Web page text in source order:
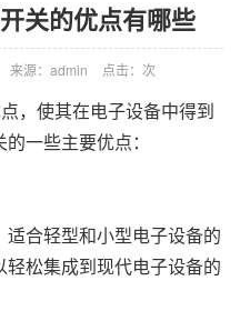
关的优点有哪些
来源：admin 点击： 次
，使其在电子设备中得到
一些主要优点：
合轻型和小型电子设备的
松集成到现代电子设备的